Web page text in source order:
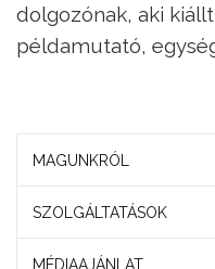
dolgozónak, aki
példamutató,
MAGUNKRÓL
SZOLGÁLTATÁSOK
MÉDIAAJÁNLAT